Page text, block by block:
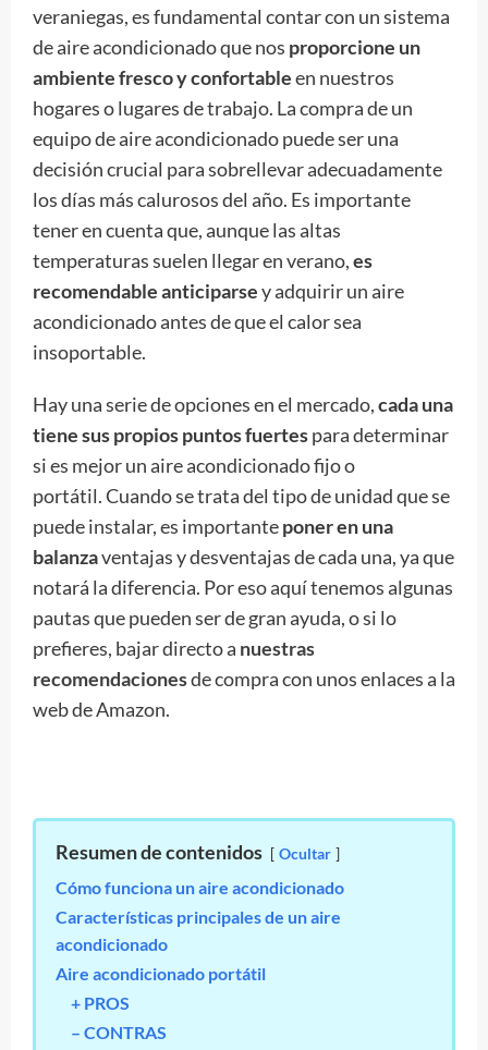
veraniegas, es fundamental contar con un sistema
de aire acondicionado que nos proporcione un
ambiente fresco y confortableen nuestros
hogares o lugares de trabajo. La compra de un
equipo de aire acondicionado puede ser una
decisión crucial para sobrellevar adecuadamente
los días más calurosos del año. Es importante
tener en cuenta que, aunque las altas
temperaturas suelen llegar en verano,es
recomendable anticiparsey adquirir un aire
acondicionado antes de que el calor sea
insoportable.
Hay una serie de opciones en el mercado,cada una
tiene sus propios puntos fuertespara determinar
si es mejor un aire acondicionado fijo o
portátil.Cuando se trata del tipo de unidad que se
puede instalar, es importanteponer en una
balanzaventajas y desventajas de cada una, ya que
notará la diferencia. Por eso aquí tenemos algunas
pautas que pueden ser de gran ayuda, o si lo
prefieres, bajar directo a nuestras
recomendacionesde compra con unos enlaces a la
web de Amazon.
Resumen de contenidos Ocultar
Cómo funciona un aire acondicionado
Características principales de un aire
acondicionado
Aire acondicionado portátil
+ PROS
– CONTRAS